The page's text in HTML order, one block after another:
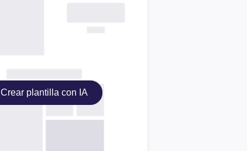
Crear plantilla con IA